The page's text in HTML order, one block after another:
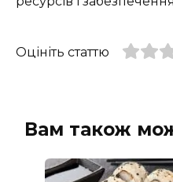
Оцініть статтю
Вам також